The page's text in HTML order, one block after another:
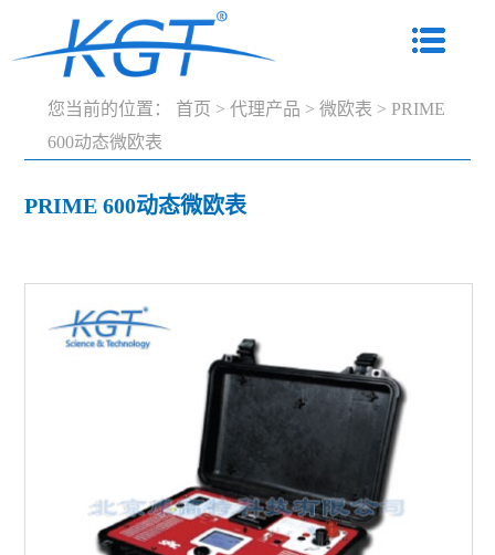
您当前的位置： 首页 > 代理产品 > 微欧表 > PRIME
600动态微欧表
PRIME 600动态微欧表